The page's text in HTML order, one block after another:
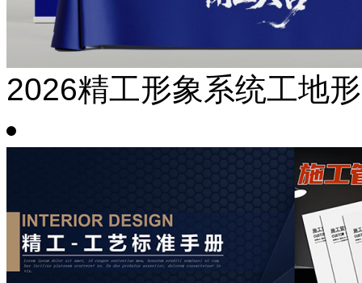
2026精工形象系统工地